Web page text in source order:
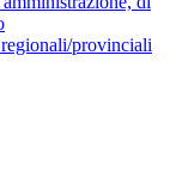
provinciali